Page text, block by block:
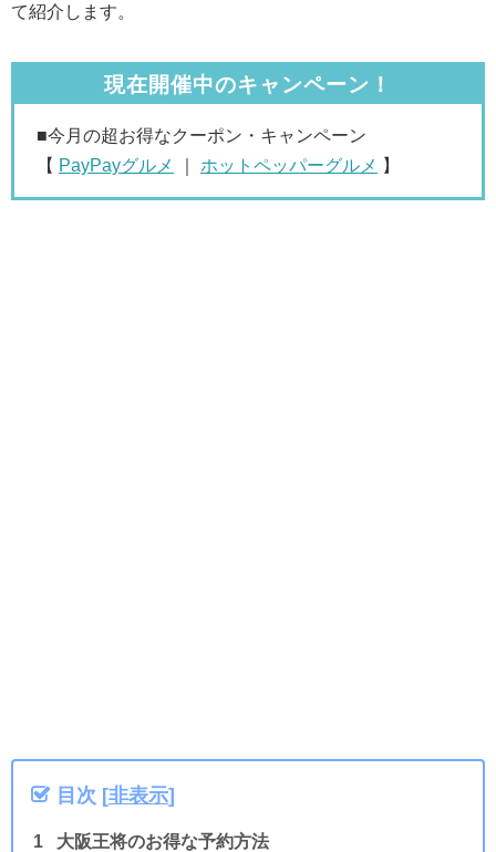
て紹介します。
現在開催中のキャンペーン！
■今月の超お得なクーポン・キャンペーン
【 PayPayグルメ ホットペッパーグルメ 】
目次 [非表示]
大阪王将のお得な予約方法